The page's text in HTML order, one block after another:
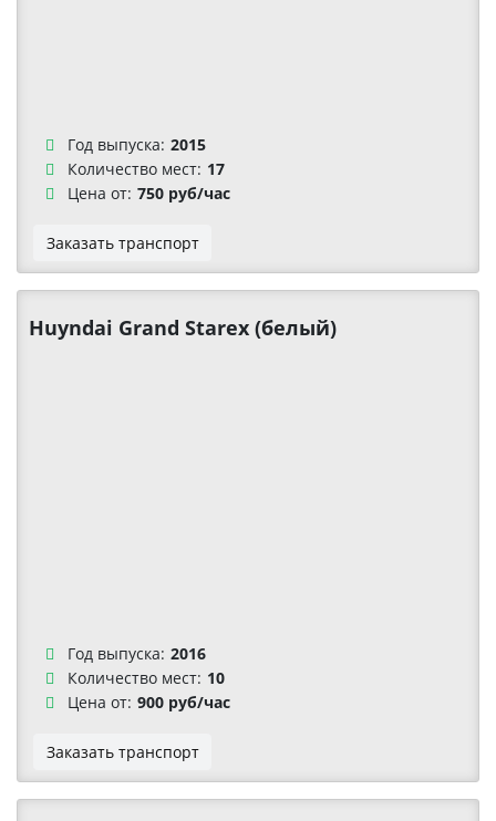
Год выпуска: 2015
Количество мест: 17
Цена от: 750 руб/час
Заказать транспорт
Huyndai Grand Starex (белый)
Год выпуска: 2016
Количество мест: 10
Цена от: 900 руб/час
Заказать транспорт